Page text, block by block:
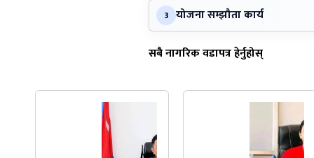
3 योजना सम्झौता कार्य
सबै नागरिक वडापत्र हेर्नुहोस्